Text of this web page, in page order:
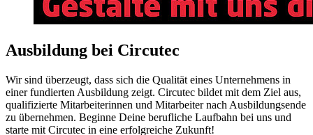
Ausbildung bei Circutec
Wir sind überzeugt, dass sich die Qualität eines Unternehmens in
einer fundierten Ausbildung zeigt. Circutec bildet mit dem Ziel aus,
qualifizierte Mitarbeiterinnen und Mitarbeiter nach Ausbildungsende
zu übernehmen. Beginne Deine berufliche Laufbahn bei uns und
starte mit Circutec in eine erfolgreiche Zukunft!